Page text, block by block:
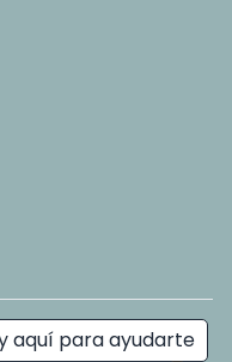
aquí para ayudarte
- Hecho con ❤️ por